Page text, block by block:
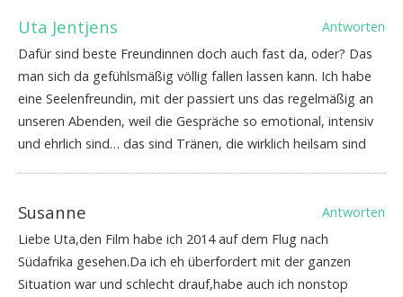
Uta Jentjens
Antworten
Dafür sind beste Freundinnen doch auch fast da, oder? Das
man sich da gefühlsmäßig völlig fallen lassen kann. Ich habe
eine Seelenfreundin, mit der passiert uns das regelmäßig an
unseren Abenden, weil die Gespräche so emotional, intensiv
und ehrlich sind… das sind Tränen, die wirklich heilsam sind
Susanne
Antworten
Liebe Uta,den Film habe ich 2014 auf dem Flug nach
Südafrika gesehen.Da ich eh überfordert mit der ganzen
Situation war und schlecht drauf,habe auch ich nonstop